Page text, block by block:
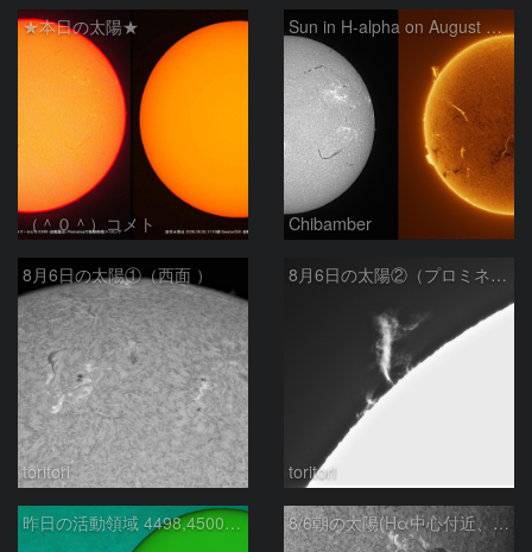
★本日の太陽★
（＾０＾）コメト
Sun in H-alpha on August 6, 2026
Chibamber
8月6日の太陽①（西面 ）
toritori
8月6日の太陽②（プロミネン北東縁 ）
toritori
昨日の活動領域 4498,4500：2026/08/05 8/6朝の太陽(Hα中心付近、4498、4502付近)